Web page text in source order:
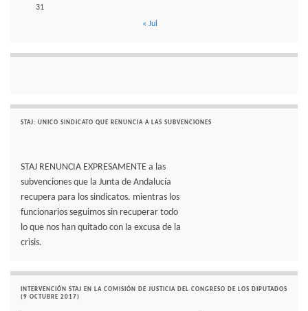
31
« Jul
STAJ: UNICO SINDICATO QUE RENUNCIA A LAS SUBVENCIONES
STAJ RENUNCIA EXPRESAMENTE a las
subvenciones que la Junta de Andalucía
recupera para los sindicatos. mientras los
funcionarios seguimos sin recuperar todo
lo que nos han quitado con la excusa de la
crisis.
INTERVENCIÓN STAJ EN LA COMISIÓN DE JUSTICIA DEL CONGRESO DE LOS DIPUTADOS
(9 OCTUBRE 2017)